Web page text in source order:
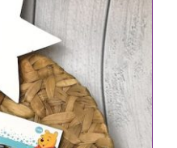
DETAILS